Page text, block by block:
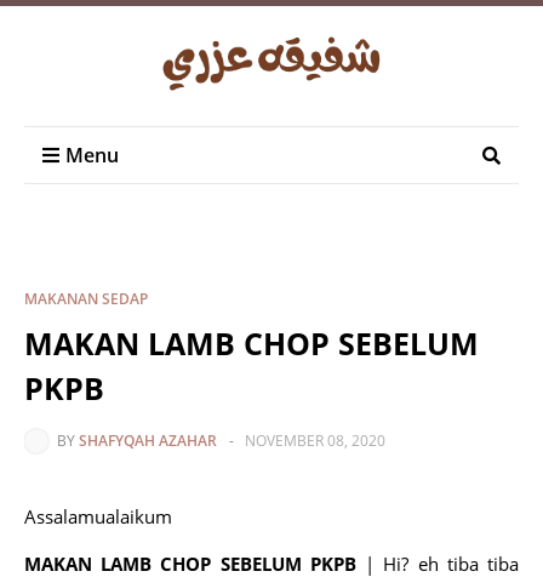
Menu
MAKANAN SEDAP
MAKAN LAMB CHOP SEBELUM
PKPB
BYSHAFYQAH AZAHAR - NOVEMBER 08, 2020
Assalamualaikum
MAKAN LAMB CHOP SEBELUM PKPB| Hi? eh tiba tiba